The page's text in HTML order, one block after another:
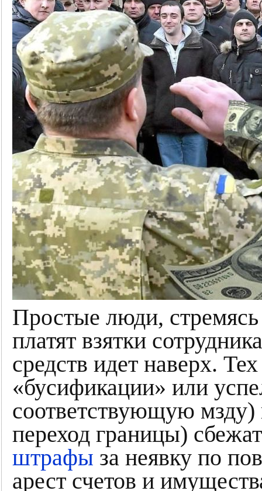
Простые люди,
платят взятки
средств идет наверх.
«бусификации» или
соответствующую мзду)
переход границы)
штрафы за неявку по
арест счетов и